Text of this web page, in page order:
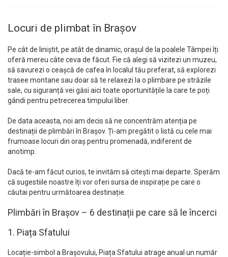
Locuri de plimbat în Brașov
Pe cât de liniștit, pe atât de dinamic, orașul de la poalele Tâmpei îți
oferă mereu câte ceva de făcut. Fie că alegi să vizitezi un muzeu,
să savurezi o ceașcă de cafea în localul tău preferat, să explorezi
trasee montane sau doar să te relaxezi la o plimbare pe străzile
sale, cu siguranță vei găsi aici toate oportunitățile la care te poți
gândi pentru petrecerea timpului liber.
De data aceasta, noi am decis să ne concentrăm atenția pe
destinații de plimbări în Brașov. Ți-am pregătit o listă cu cele mai
frumoase locuri din oraș pentru promenadă, indiferent de
anotimp.
Dacă te-am făcut curios, te invităm să citești mai departe. Sperăm
că sugestiile noastre îți vor oferi sursa de inspirație pe care o
căutai pentru următoarea destinație.
Plimbări în Brașov – 6 destinații pe care să le încerci
1. Piața Sfatului
Locație-simbol a Brașovului, Piața Sfatului atrage anual un număr